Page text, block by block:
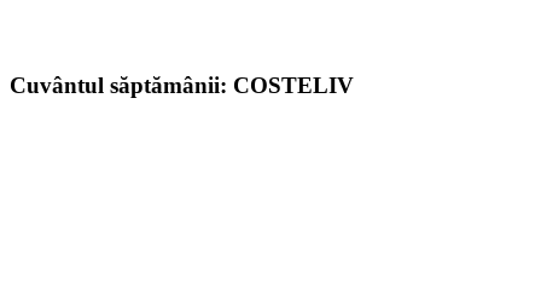
Cuvântul săptămânii: COSTELIV